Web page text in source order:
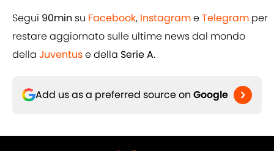
Segui 90min su Facebook, InstagrameTelegram per
restare aggiornato sulle ultime news dal mondo
della Juventuse della Serie A.
Add us as a preferred source on Google